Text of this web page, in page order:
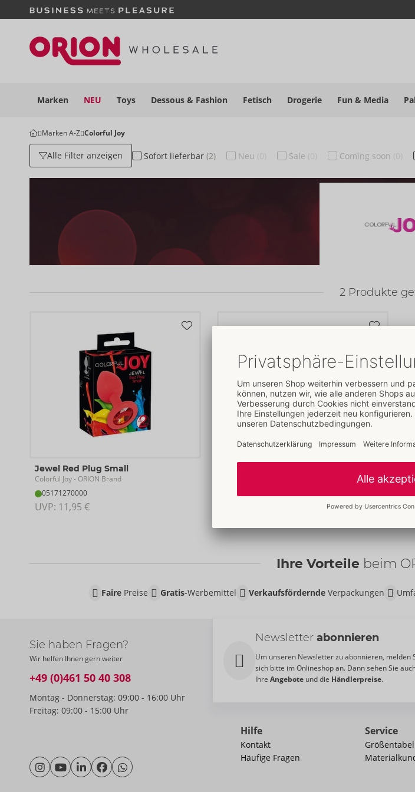
Marken NEU Toys Dessous & Fashion Fetisch Drogerie Fun & Media
Marken A-Z Colorful Joy
Alle Filter anzeigen Sofort lieferbar (2) Neu (0) Sale (0) Coming soon (0)
2 Produkte
Jewel Red Plug Small
Colorful Joy- ORION Brand
05171270000
UVP: 11,95 €
05171600000
Ihre Vorteile beim
FairePreise Gratis-Werbemittel VerkaufsförderndeVerpackungen
Sie haben Fragen?
Wir helfen Ihnen gern weiter
+49 (0)461 50 40 308
Montag - Donnerstag: 09:00 - 16:00 Uhr
Freitag: 09:00 - 15:00 Uhr
Newsletter abonnieren
Um unseren Newsletter zu abonnieren, melden
sich bitte im Onlineshop an. Dann sehen Sie
Ihre Angebote und die Händlerpreise.
Hilfe
Kontakt
Häufige Fragen
Service